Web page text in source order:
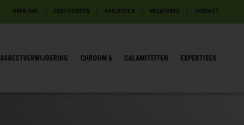
OVER ONS CERTIFICATEN PROJECTEN VACATURES CONTACT
ASBESTVERWIJDERING CHROOM 6 CALAMITEITEN EXPERTISES